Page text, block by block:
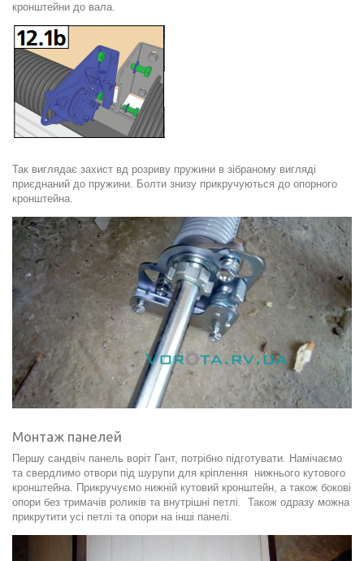
кронштейни до вала.
Так виглядає захист вд розриву пружини в зібраному вигляді
приєднаний до пружини. Болти знизу прикручуються до опорного
кронштейна.
Монтаж панелей
Першу сандвіч панель воріт Гант, потрібно підготувати. Намічаємо
та свердлимо отвори під шурупи для кріплення нижнього кутового
кронштейна. Прикручуємо нижній кутовий кронштейн, а також бокові
опори без тримачів роликів та внутрішні петлі. Також одразу можна
прикрутити усі петлі та опори на інші панелі.